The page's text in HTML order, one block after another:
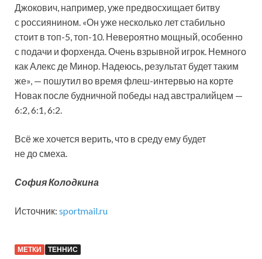
Джокович, например, уже предвосхищает битву
с россиянином. «Он уже несколько лет стабильно
стоит в топ-5, топ-10. Невероятно мощный, особенно
с подачи и форхенда. Очень взрывной игрок. Немного
как Алекс де Минор. Надеюсь, результат будет таким
же», — пошутил во время флеш-интервью на корте
Новак после будничной победы над австралийцем —
6:2, 6:1, 6:2.
Всё же хочется верить, что в среду ему будет
не до смеха.
София Колодкина
Источник: sportmail.ru
МЕТКИ ТЕННИС